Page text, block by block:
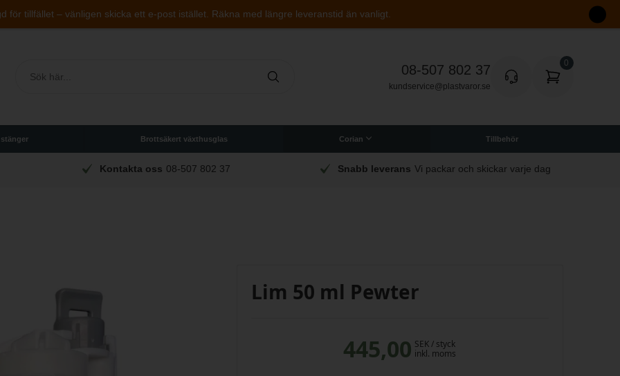
för tillfället – vänligen skicka ett e-post istället. Räkna med längre leveranstid än vanligt.
08-507 802 37
kundservice@plastvaror.se
Brottsäkert växthusglas Corian Tillbehör
Kontakta oss 08-507 802 37 Snabb leverans Vi packar och skickar varje dag
Lim 50 ml Pewter
445,00 SEK/ styck
inkl. moms